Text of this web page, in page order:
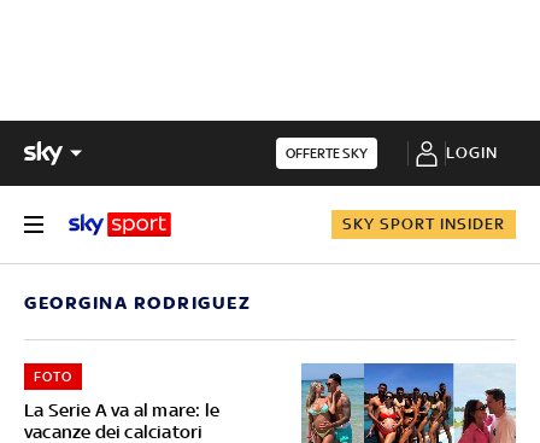
OFFERTE SKY LOGIN
SKY SPORT INSIDER
GEORGINA RODRIGUEZ
La Serie A va al mare: le
vacanze dei calciatori
FOTO